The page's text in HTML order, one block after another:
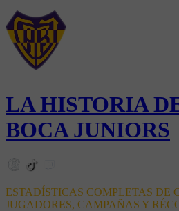
LA HISTORIA
BOCA JUNIORS
ESTADÍSTICAS COMPLETAS DE
JUGADORES, CAMPAÑAS Y